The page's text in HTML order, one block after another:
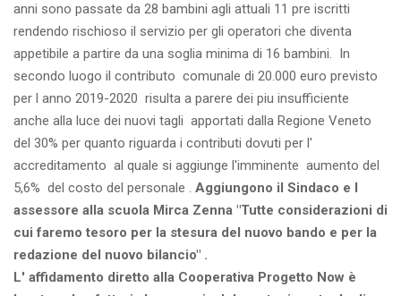
anni sono passate da 28 bambini agli attuali 11 pre iscritti
rendendo rischioso il servizio per gli operatori che diventa
appetibile a partire da una soglia minima di 16 bambini. In
secondo luogo il contributo comunale di 20.000 euro previsto
per l anno 2019-2020 risulta a parere dei piu insufficiente
anche alla luce dei nuovi tagli apportati dalla Regione Veneto
del 30% per quanto riguarda i contributi dovuti per l'
accreditamento al quale si aggiunge l'imminente aumento del
5,6% del costo del personale . Aggiungono il Sindaco e l
assessore alla scuola Mirca Zenna "Tutte considerazioni di
cui faremo tesoro per la stesura del nuovo bando e per la
redazione del nuovo bilancio" .
L' affidamento diretto alla Cooperativa Progetto Now è